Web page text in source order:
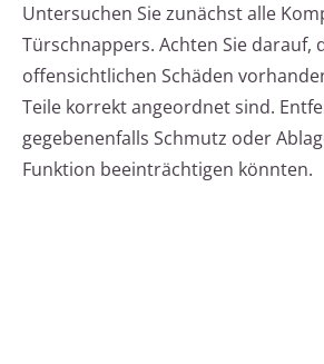
Untersuchen Sie zunächst alle
Türschnappers. Achten Sie darauf,
offensichtlichen Schäden
Teile korrekt angeordnet sind.
gegebenenfalls Schmutz oder
Funktion beeinträchtigen könnten.